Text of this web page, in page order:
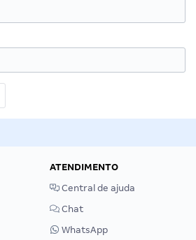
ATENDIMENTO
Central de ajuda
Chat
WhatsApp